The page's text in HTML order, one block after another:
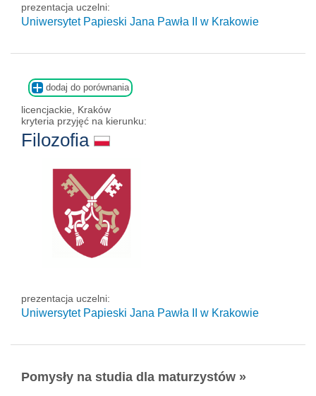
prezentacja uczelni:
Uniwersytet Papieski Jana Pawła II w Krakowie
dodaj do porównania
licencjackie, Kraków
kryteria przyjęć na kierunku:
Filozofia
prezentacja uczelni:
Uniwersytet Papieski Jana Pawła II w Krakowie
Pomysły na studia dla maturzystów »